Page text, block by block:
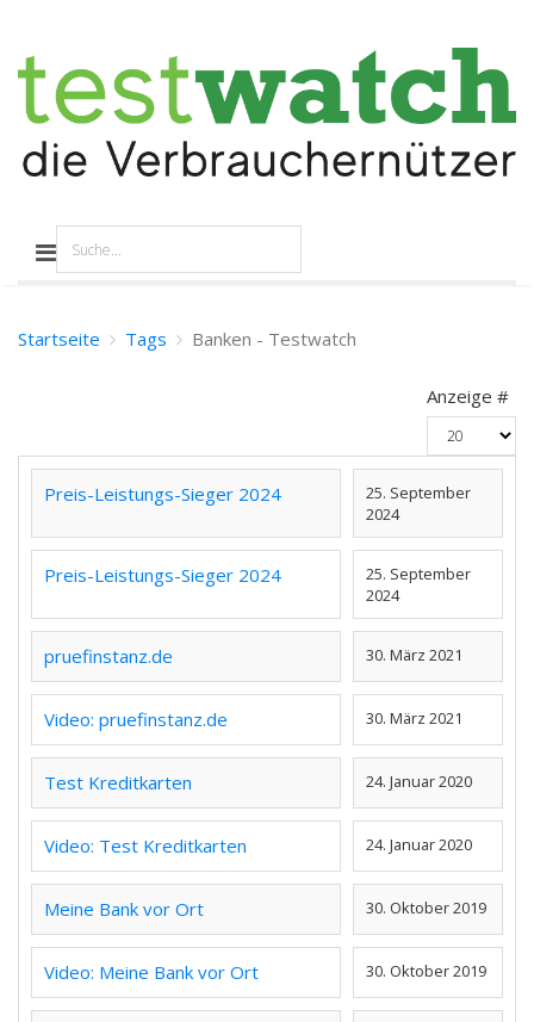
Startseite Tags Banken - Testwatch
Anzeige #
Preis-Leistungs-Sieger 2024
25. September
2024
Preis-Leistungs-Sieger 2024
25. September
2024
pruefinstanz.de 30. März 2021
Video: pruefinstanz.de 30. März 2021
Test Kreditkarten 24. Januar 2020
Video: Test Kreditkarten 24. Januar 2020
Meine Bank vor Ort 30. Oktober 2019
Video: Meine Bank vor Ort 30. Oktober 2019